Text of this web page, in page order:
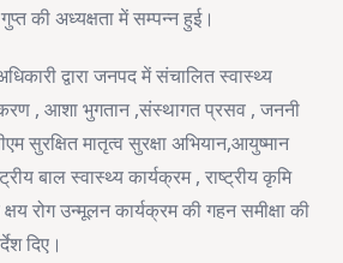
की अध्यक्षता में सम्पन्न हुई।
द्वारा जनपद में संचालित स्वास्थ्य
, आशा भुगतान ,संस्थागत प्रसव , जननी
सुरक्षित मातृत्व सुरक्षा अभियान,आयुष्मान
बाल स्वास्थ्य कार्यक्रम , राष्ट्रीय कृमि
रोग उन्मूलन कार्यक्रम की गहन समीक्षा की
दिए।